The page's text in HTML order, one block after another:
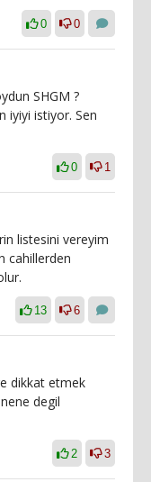
0 0
SHGM ?
iyiyi istiyor. Sen
0 1
listesini vereyim
cahillerden
13 6
dikkat etmek
degil
2 3